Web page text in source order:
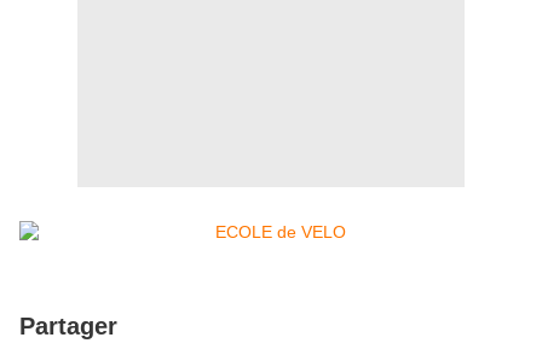
Partager